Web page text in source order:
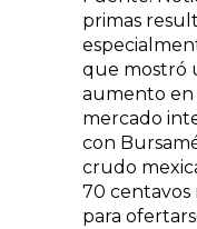
primas
que mostró
aumento en
mercado
con
crudo
70 centavos
para